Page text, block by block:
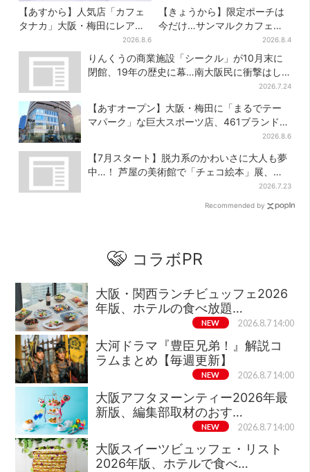
【あすから】人気店「カフェ
タナカ」大阪・梅田にレア商
品集結…本店人気パン＆限定
クッキー缶も！ 7日間の夏イ
ベント
2026.8.6
【きょうから】限定ポーチは
今だけ…サンマルクカフェ初
の「夏福袋」、実質無料でレ
アグッズが手に入る
2026.8.4
りんくうの商業施設「シークル」が10月末に
閉館、19年の歴史に幕…南大阪民に衝撃はし
2026.7.24
【あすオープン】大阪・梅田に「まるでテー
マパーク」な巨大スポーツ店、461ブランド集
2026.8.6
【7月スタート】脱力系のかわいさに大人も夢
中…！ 芦屋の美術館で「チェコ絵本」展、老
2026.7.23
Recommended by
コラボPR
大阪・関西ランチビュッフェ2026
年版、ホテルの食べ放題…
NEW 2026.8.7 14:00
大河ドラマ『豊臣兄弟！』解説コ
ラムまとめ【毎週更新】
NEW 2026.8.7 14:00
大阪アフタヌーンティー2026年最
新版、編集部取材のおす…
NEW 2026.8.7 14:00
大阪スイーツビュッフェ・リスト
2026年版、ホテルで食べ…